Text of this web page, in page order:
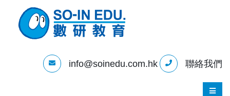
info@soinedu.com.hk 聯絡我們